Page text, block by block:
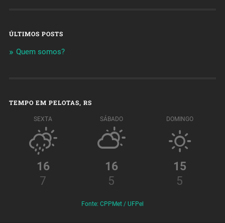
ÚLTIMOS POSTS
Quem somos?
TEMPO EM PELOTAS, RS
SEXTA
16
7
SÁBADO
16
5
DOMINGO
15
5
Fonte: CPPMet / UFPel